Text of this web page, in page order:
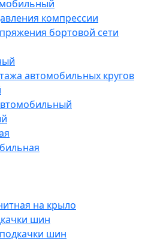
компрессии
бортовой сети
автомобильных кругов
на крыло
шин
шин